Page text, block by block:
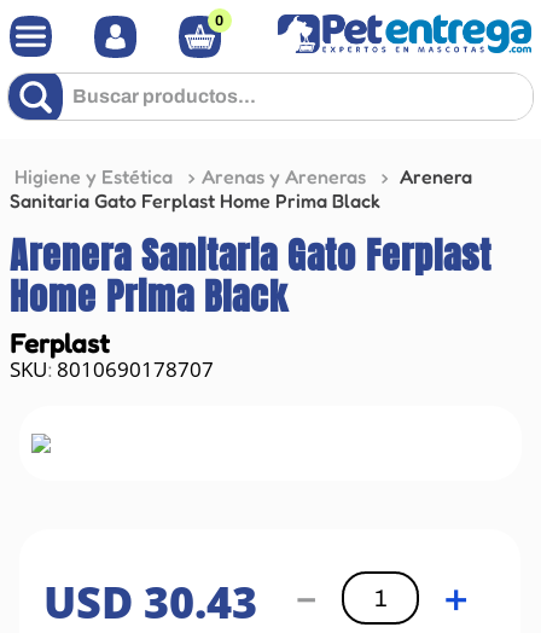
0
Buscar productos...
Higiene y Estética Arenas y Areneras
Arenera
Sanitaria Gato Ferplast Home Prima Black
Arenera Sanitaria Gato Ferplast
Home Prima Black
Ferplast
: 8010690178707
USD 30.43 ＋
－